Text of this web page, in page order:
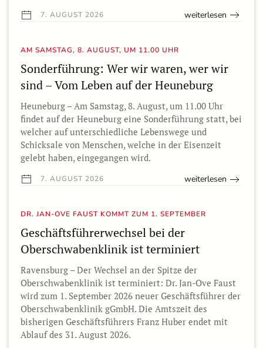
7. AUGUST 2026 weiterlesen
AM SAMSTAG, 8. AUGUST, UM 11.00 UHR
Sonderführung: Wer wir waren, wer wir
sind – Vom Leben auf der Heuneburg
Heuneburg – Am Samstag, 8. August, um 11.00 Uhr
findet auf der Heuneburg eine Sonderführung statt, bei
welcher auf unterschiedliche Lebenswege und
Schicksale von Menschen, welche in der Eisenzeit
gelebt haben, eingegangen wird.
7. AUGUST 2026 weiterlesen
DR. JAN-OVE FAUST KOMMT ZUM 1. SEPTEMBER
Geschäftsführerwechsel bei der
Oberschwabenklinik ist terminiert
Ravensburg – Der Wechsel an der Spitze der
Oberschwabenklinik ist terminiert: Dr. Jan-Ove Faust
wird zum 1. September 2026 neuer Geschäftsführer der
Oberschwabenklinik gGmbH. Die Amtszeit des
bisherigen Geschäftsführers Franz Huber endet mit
Ablauf des 31. August 2026.